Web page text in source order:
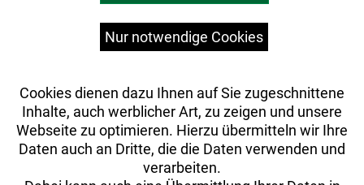
Versandkosten
Nur notwendige Cookies
Cookies dienen dazu Ihnen auf Sie zugeschnittene
Inhalte, auch werblicher Art, zu zeigen und unsere
Webseite zu optimieren. Hierzu übermitteln wir Ihre
Daten auch an Dritte, die die Daten verwenden und
verarbeiten.